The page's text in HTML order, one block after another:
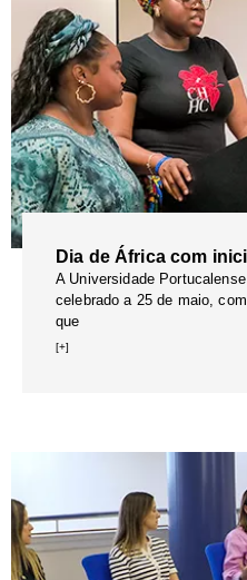
Dia de África com
A Universidade
celebrado a 25 de maio,
que
[+]